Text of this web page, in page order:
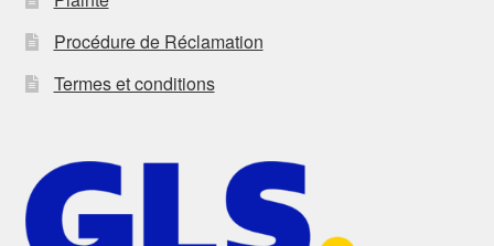
Procédure de Réclamation
Termes et conditions